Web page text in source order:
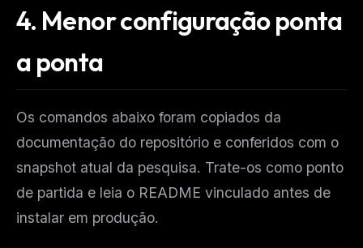
4. Menor configuração ponta
a ponta
Os comandos abaixo foram copiados da
documentação do repositório e conferidos com o
snapshot atual da pesquisa. Trate-os como ponto
de partida e leia o README vinculado antes de
instalar em produção.